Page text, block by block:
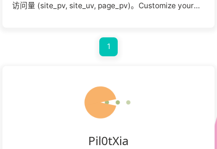
访问量 (site_pv, site_uv, page_pv)。Customize your
1
Pil0tXia